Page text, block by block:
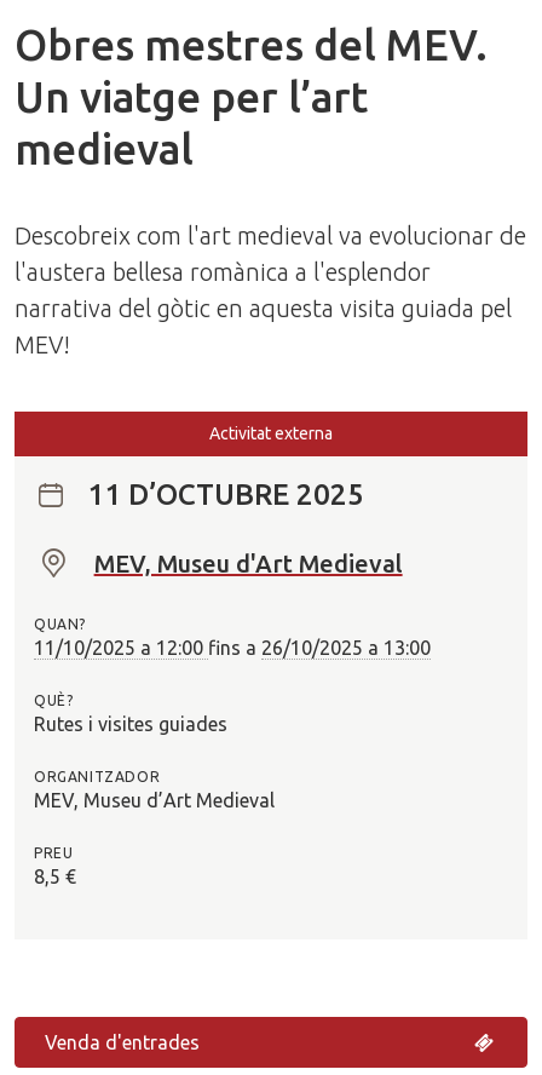
Obres mestres del MEV.
Un viatge per l’art
medieval
Descobreix com l'art medieval va evolucionar de
l'austera bellesa romànica a l'esplendor
narrativa del gòtic en aquesta visita guiada pel
MEV!
Activitat externa
11 D’OCTUBRE 2025
O
?
MEV, Museu d'Art Medieval
QUAN?
11/10/2025 a 12:00 fins a 26/10/2025 a 13:00
QUÈ?
Rutes i visites guiades
ORGANITZADOR
MEV, Museu d’Art Medieval
PREU
8,5 €
Venda d'entrades